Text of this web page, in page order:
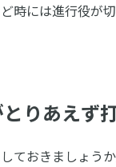
時には進行役が
りあえず
ておきましょうか